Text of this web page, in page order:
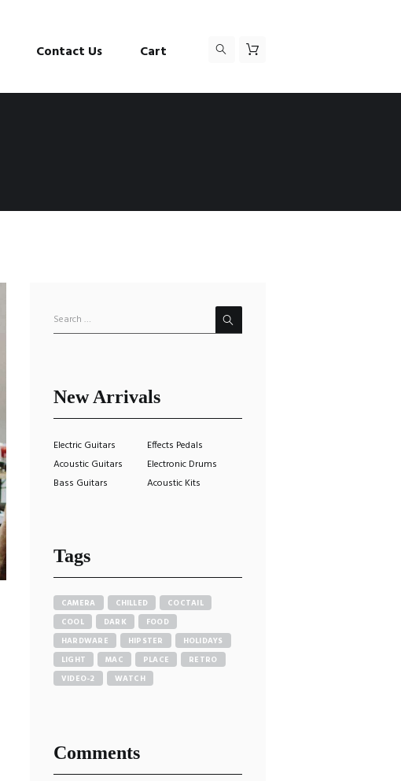
Contact Us Cart
New Arrivals
Electric Guitars
Effects Pedals
Acoustic Guitars
Electronic Drums
Bass Guitars
Acoustic Kits
Tags
CAMERA CHILLED
COCTAIL
COOL
DARK
FOOD
HARDWARE
HIPSTER
HOLIDAYS
LIGHT
MAC PLACE
RETRO
VIDEO-2
WATCH
Comments